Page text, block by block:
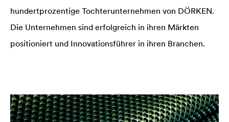
hundertprozentige Tochterunternehmen von DÖRKEN.
Die Unternehmen sind erfolgreich in ihren Märkten
positioniert und Innovationsführer in ihren Branchen.